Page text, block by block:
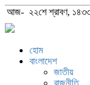
আজ- ২২শে শ্রাবণ, ১৪৩৩
হোম
বাংলাদেশ
জাতীয়
রাজনীতি